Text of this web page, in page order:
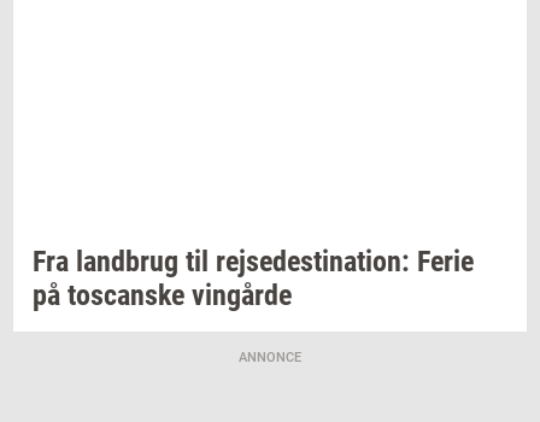
Fra land­brug til rej­se­desti­na­tion: Ferie
på toscan­ske vin­går­de
ANNONCE